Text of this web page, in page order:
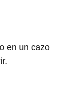
en un cazo